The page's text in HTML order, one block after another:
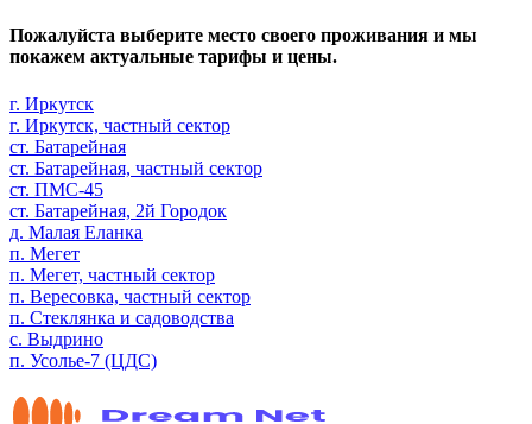
Пожалуйста выберите место своего проживания и мы
покажем актуальные тарифы и цены.
г. Иркутск
г. Иркутск, частный сектор
ст. Батарейная
ст. Батарейная, частный сектор
ст. ПМС-45
ст. Батарейная, 2й Городок
д. Малая Еланка
п. Мегет
п. Мегет, частный сектор
п. Вересовка, частный сектор
п. Стеклянка и садоводства
с. Выдрино
п. Усолье-7 (ЦДС)